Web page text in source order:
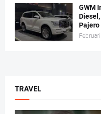
GWM
Pajero
TRAVEL